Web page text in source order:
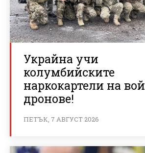
Украйна учи
колумбийските
наркокартели на
дронове!
ПЕТЪК, 7 АВГУСТ 2026